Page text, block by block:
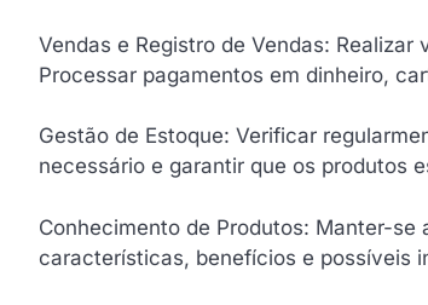
Vendas e Registro de Vendas:
Processar pagamentos em dinheiro,
Gestão de Estoque: Verificar
necessário e garantir que os produtos
Conhecimento de Produtos: Manter-
características, benefícios e possíveis